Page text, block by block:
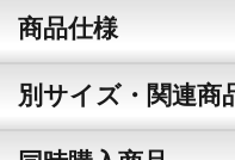
商品仕様
別サイズ・関連商